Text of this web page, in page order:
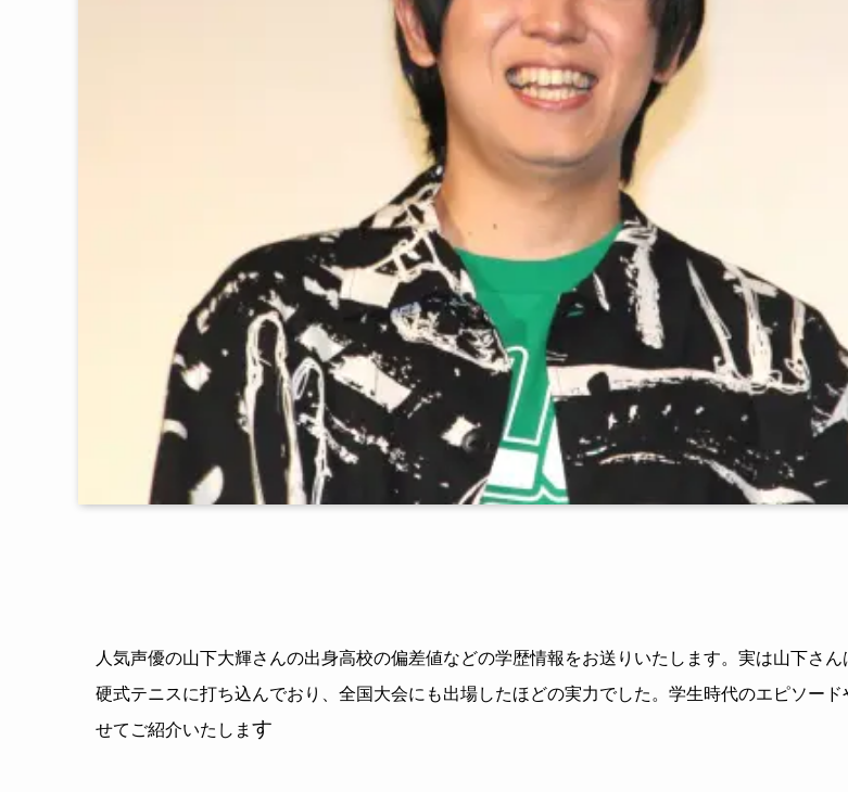
人気声優の山下大輝さんの出身高校の偏差値などの学歴情報をお送りいたします。実は山下さ
硬式テニスに打ち込んでおり、全国大会にも出場したほどの実力でした。学生時代のエピソー
せてご紹介いたしま す